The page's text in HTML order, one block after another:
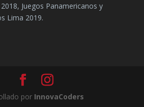
Juegos Panamericanos y
Lima 2019.
por InnovaCoders